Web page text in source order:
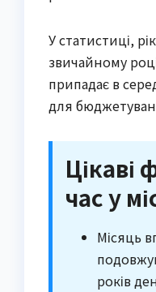
У статистиці,
звичайному
припадає в
для
Цікаві
час у
Місяць
років